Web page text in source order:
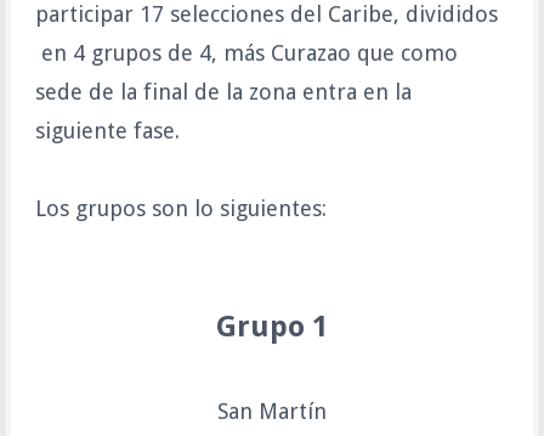
participar 17 selecciones del Caribe, divididos
en 4 grupos de 4, más Curazao que como
sede de la final de la zona entra en la
siguiente fase.
Los grupos son lo siguientes:
Grupo 1
San Martín